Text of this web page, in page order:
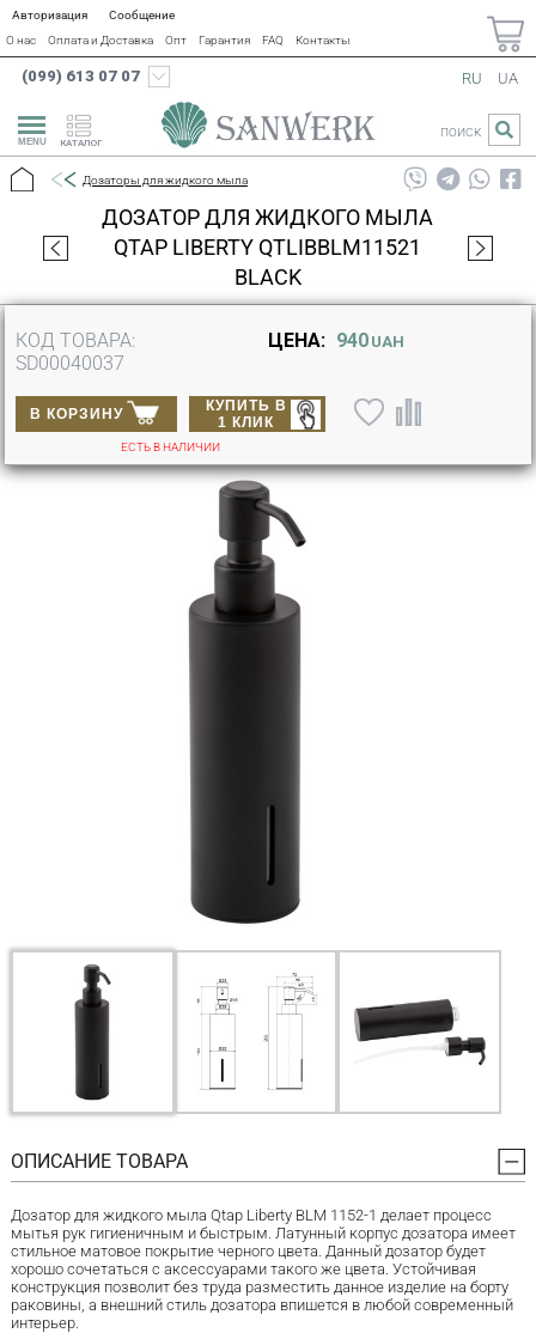
Авторизация
Сообщение
О нас
Оплата и Доставка Опт Гарантия FAQ Контакты
(099) 613 07 07
КАТАЛОГ
RU UA
ПОИСК
Дозаторы для жидкого мыла
ДОЗАТОР ДЛЯ ЖИДКОГО МЫЛА
QTAP LIBERTY QTLIBBLM11521
BLACK
КОД ТОВАРА:
SD00040037
ЦЕНА: 940 UAH
В КОРЗИНУ
КУПИТЬ В
1 КЛИК
ЕСТЬ В НАЛИЧИИ
ОПИСАНИЕ ТОВАРА
Дозатор для жидкого мыла Qtap Liberty BLM 1152-1 делает процесс
мытья рук гигиеничным и быстрым. Латунный корпус дозатора имеет
стильное матовое покрытие черного цвета. Данный дозатор будет
хорошо сочетаться с аксессуарами такого же цвета. Устойчивая
конструкция позволит без труда разместить данное изделие на борту
раковины, а внешний стиль дозатора впишется в любой современный
интерьер.